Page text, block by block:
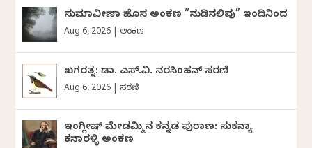
ಸುಮಾವೀಣಾ ಹೊಸ ಅಂಕಣ “ನುಡಿನಲಿವು” ಇಂದಿನಿಂದ
Aug 6, 2026 ಅಂಕಣ
ಖಗರತ್ನ: ಡಾ. ಎಸ್.ವಿ. ನರಸಿಂಹನ್‌‌ ಸರಣಿ
Aug 6, 2026 ಸರಣಿ
ಇಂಗ್ಲೀಷ್ ಮೇಡಮ್ಮಿನ ಕನ್ನಡ ಪುರಾಣ: ಸುಕನ್ಯಾ
ಕನಾರಳ್ಳಿ ಅಂಕಣ